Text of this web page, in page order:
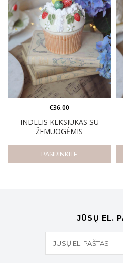
INDELIS KEKSIUKAS SU
ŽEMUOGĖMIS
€36.00
PASIRINKITE
JŪSŲ EL.